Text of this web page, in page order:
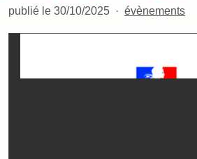
publié le 30/10/2025 évènements